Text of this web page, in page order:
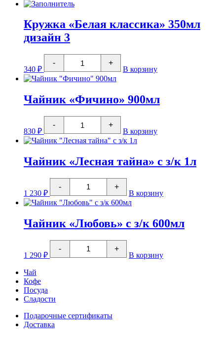
Кружка «Белая классика» 350мл
дизайн 3
340 ₽
-
Количество
товара
Кружка
"Белая
350мл
дизайн
+
В корзину
Чайник «Фичино» 900мл
830 ₽
-
Количество
товара
Чайник
"Фичино"
+
В корзину
Чайник «Лесная тайна» с з/к 1л
1 230 ₽
-
Количество
товара
Чайник
"Лесная
с
з/
+
В корзину
Чайник «Любовь» с з/к 600мл
1 290 ₽
-
Количество
товара
Чайник
+
В корзину
Чай
Кофе
Посуда
Сладости
Подарочные сертификаты
Доставка